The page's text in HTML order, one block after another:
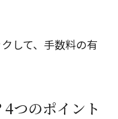
して、手数料の有
つのポイント